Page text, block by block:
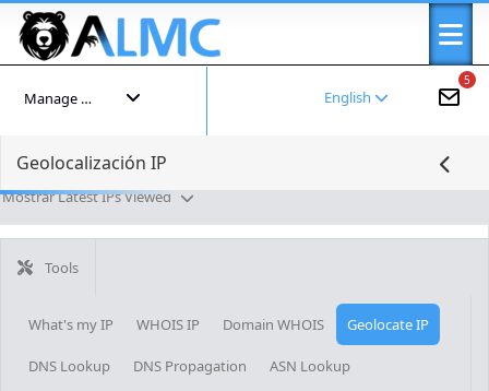
5
English
Manage your account
Geolocalización IP
Mostrar Latest IPs Viewed
Tools
What's my IP WHOIS IP Domain WHOIS Geolocate IP
DNS Lookup DNS Propagation ASN Lookup